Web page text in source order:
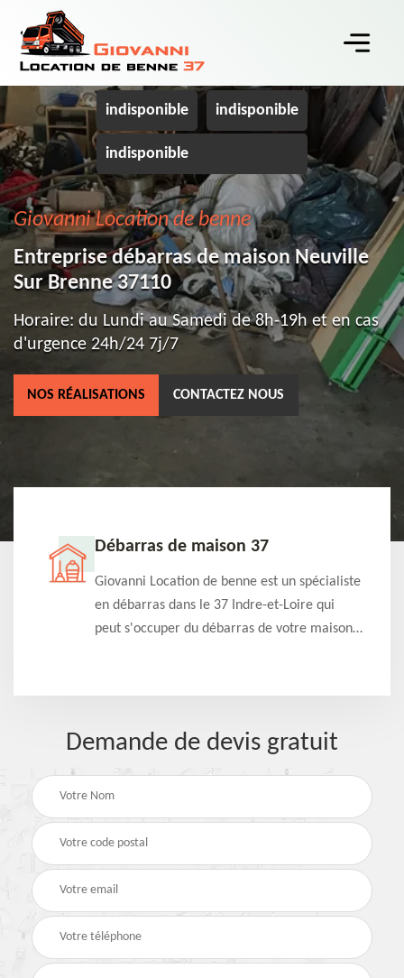
indisponible indisponible
indisponible
Giovanni Location de benne
Entreprise débarras de maison Neuville
Sur Brenne 37110
Horaire: du Lundi au Samedi de 8h-19h et en cas
d'urgence 24h/24 7j/7
NOS RÉALISATIONS CONTACTEZ NOUS
Débarras de maison 37
Giovanni Location de benne est un spécialiste
en débarras dans le 37 Indre-et-Loire qui
peut s'occuper du débarras de votre maison
Demande de devis gratuit